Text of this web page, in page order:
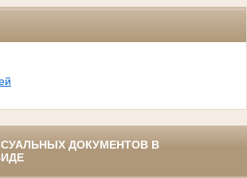
ДОКУМЕНТОВ В